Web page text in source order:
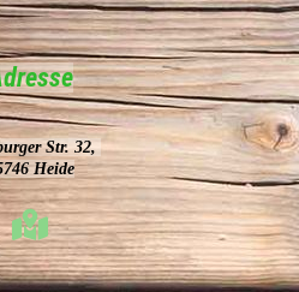
Str. 32,
Heide